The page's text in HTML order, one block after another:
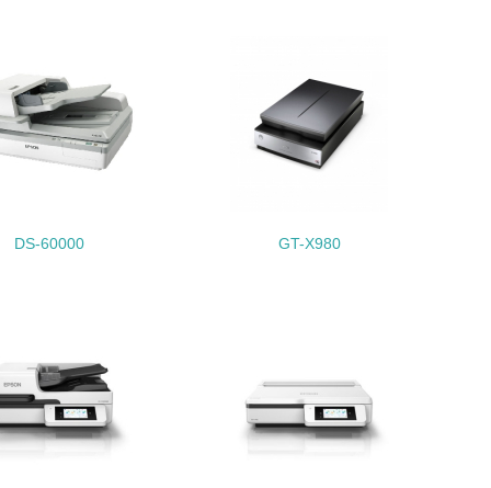
減の取り組みを行っている
減目標や計画を立てている
林、天然林保護、間伐＞、認証品の
DS-60000 GT-X980